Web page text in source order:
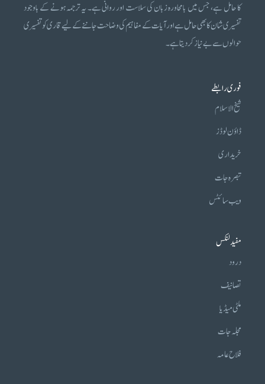
کا حامل ہے، جس میں بامحاورہ زبان کی سلاست اور روانی ہے۔ یہ ترجمہ ہونے کے باوجود
تفسیری شان کا بھی حامل ہے اور آیات کے مفاہیم کی وضاحت جاننے کے لیے قاری کو تفسیری
حوالوں سے بے نیاز کر دیتا ہے۔
فوری رابطے
شیخ الاسلام
ڈاؤن لوڈز
خریداری
تبصرہ جات
ویب سائٹس
مفید لنکس
درود
تصانیف
ملٹی میڈیا
مجلہ جات
فلاح عامہ